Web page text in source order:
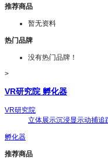
推荐商品
暂无资料
热门品牌
没有热门品牌！
>
VR研究院 孵化器
VR研究院
立体展示沉浸显示动捕追
孵化器
推荐商品